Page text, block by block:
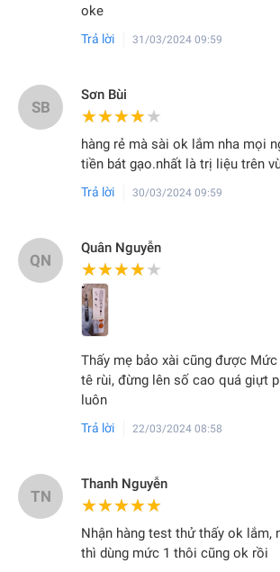
oke
Trả lời 31/03/2024 09:59
SB
Sơn Bùi
★★★★★
★★★★★
hàng rẻ mà sài ok lắm nha mọi
tiền bát gạo.nhất là trị liệu trên
Trả lời 30/03/2024 09:59
QN
Quân Nguyễn
★★★★★
★★★★★
Thấy mẹ bảo xài cũng được
tê rùi, đừng lên số cao quá giựt
luôn
Trả lời 22/03/2024 08:58
TN
Thanh Nguyễn
★★★★★
★★★★★
Nhận hàng test thử thấy ok lắm,
thì dùng mức 1 thôi cũng ok rồi